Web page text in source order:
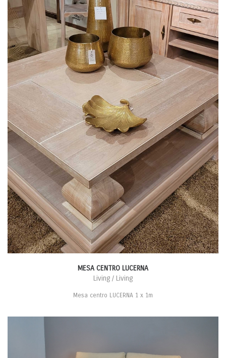
MESA CENTRO LUCERNA
Living / Living
Mesa centro LUCERNA 1 x 1m